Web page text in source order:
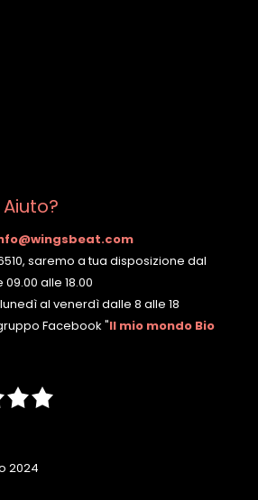
saremo a tua disposizione dal
alle 18.00
al venerdì dalle 8 alle 18
Facebook "Il mio mondo Bio
2024